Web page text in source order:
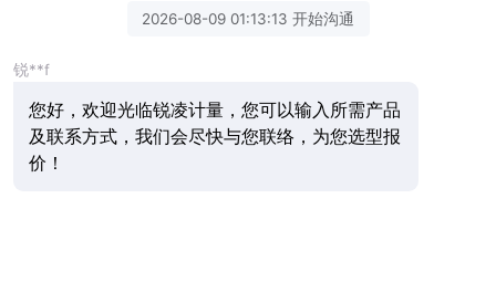
2026-08-09 01:13:13 开始沟通
锐**f
您好，欢迎光临锐凌计量，您可以输入所需产品
及联系方式，我们会尽快与您联络，为您选型报
价！